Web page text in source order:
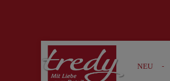
Zur Suche springen Zur Hauptnavigation springen
NEU